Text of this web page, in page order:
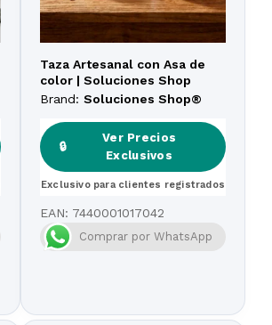
Taza Artesanal con Asa de
color | Soluciones Shop
Brand: Soluciones Shop®
🔒
Ver Precios
Exclusivos
Exclusivo para clientes registrados
EAN: 7440001017042
Comprar por WhatsApp